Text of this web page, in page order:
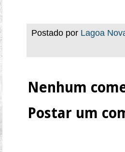
Postado por Lagoa
Nenhum
Postar um